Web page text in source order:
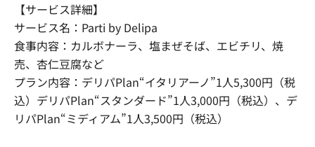
【サービス詳細】
サービス名：Parti by Delipa
食事内容：カルボナーラ、塩まぜそば、エビチリ、焼
売、杏仁豆腐など
プラン内容：デリパPlan“イタリアーノ”1人5,300円（税
込）デリパPlan“スタンダード”1人3,000円（税込）、デ
リパPlan“ミディアム”1人3,500円（税込）